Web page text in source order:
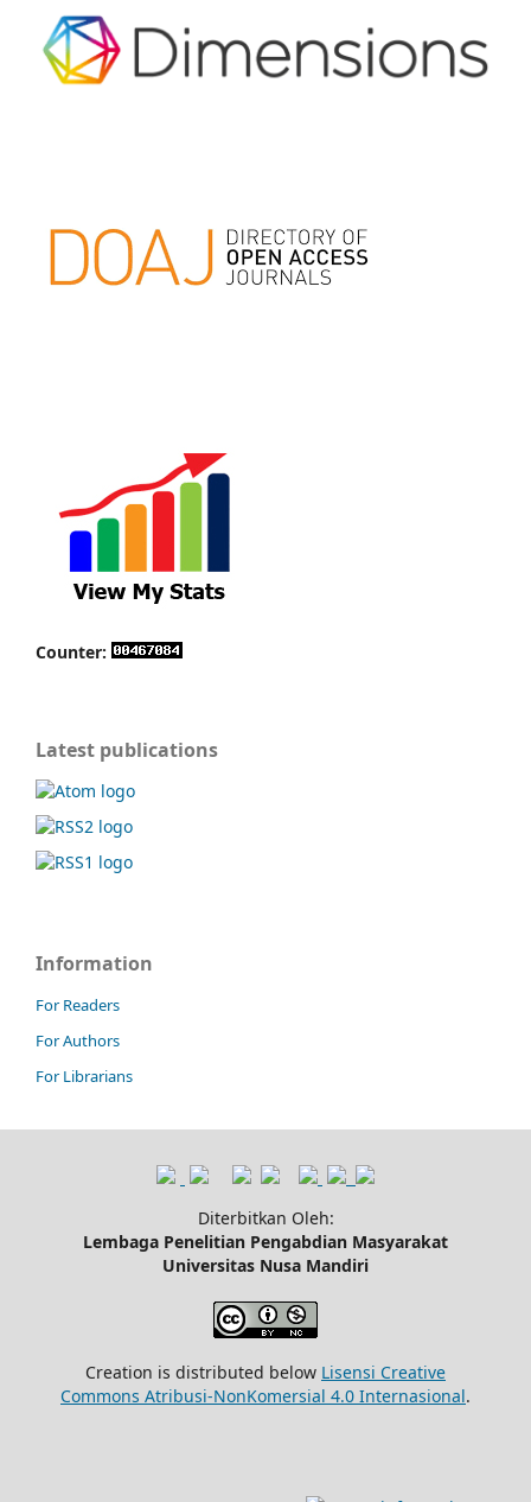
Counter:
Latest publications
Information
For Readers
For Authors
For Librarians
Diterbitkan Oleh:
Lembaga Penelitian Pengabdian Masyarakat
Universitas Nusa Mandiri
Creation is distributed below Lisensi Creative
Commons Atribusi-NonKomersial 4.0 Internasional.